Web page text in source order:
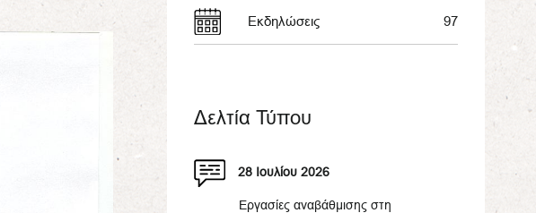
Εκδηλώσεις 97
Δελτία Τύπου
28 Ιουλίου 2026
Εργασίες αναβάθμισης στη